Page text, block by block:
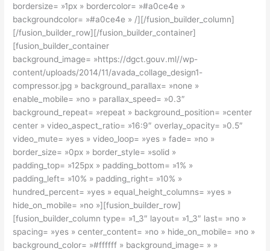
bordersize= »1px » bordercolor= »#a0ce4e »
backgroundcolor= »#a0ce4e » /][/fusion_builder_column]
[/fusion_builder_row][/fusion_builder_container]
[fusion_builder_container
background_image= »https://dgct.gouv.ml//wp-
content/uploads/2014/11/avada_collage_design1-
compressor.jpg » background_parallax= »none »
enable_mobile= »no » parallax_speed= »0.3″
background_repeat= »repeat » background_position= »center
center » video_aspect_ratio= »16:9″ overlay_opacity= »0.5″
video_mute= »yes » video_loop= »yes » fade= »no »
border_size= »0px » border_style= »solid »
padding_top= »125px » padding_bottom= »1% »
padding_left= »10% » padding_right= »10% »
hundred_percent= »yes » equal_height_columns= »yes »
hide_on_mobile= »no »][fusion_builder_row]
[fusion_builder_column type= »1_3″ layout= »1_3″ last= »no »
spacing= »yes » center_content= »no » hide_on_mobile= »no »
background_color= »#ffffff » background_image= » »